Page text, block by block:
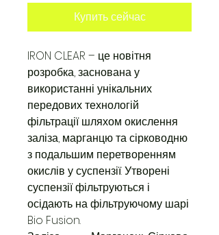
Купить сейчас
IRON CLEAR – це новітня
розробка, заснована у
використанні унікальних
передових технологій
фільтрації шляхом окислення
заліза, марганцю та сірководню
з подальшим перетворенням
окислів у суспензії. Утворені
суспензії фільтруються і
осідають на фільтруючому шарі
Bio Fusion.